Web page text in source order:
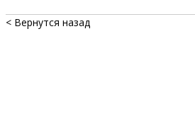
< Вернутся назад